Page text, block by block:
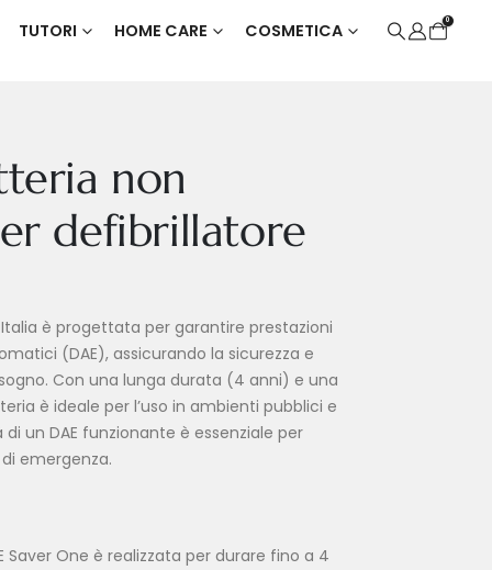
TUTORI HOME CARE
COSMETICA
0
non
defibrillatore
Italia è progettata per garantire prestazioni
(DAE), assicurando la sicurezza e
Con una lunga durata (4 anni) e una
è ideale per l’uso in ambienti pubblici e
un DAE funzionante è essenziale per
emergenza.
Saver One è realizzata per durare fino a 4